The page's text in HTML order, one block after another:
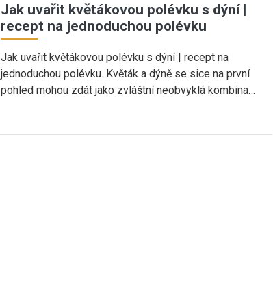
Jak uvařit květákovou polévku s dýní |
recept na jednoduchou polévku
Jak uvařit květákovou polévku s dýní | recept na
jednoduchou polévku. Květák a dýně se sice na první
pohled mohou zdát jako zvláštní neobvyklá kombina…